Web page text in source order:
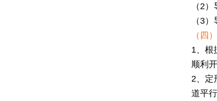
（2
（3
（四
1、根
顺利
2、定
道平